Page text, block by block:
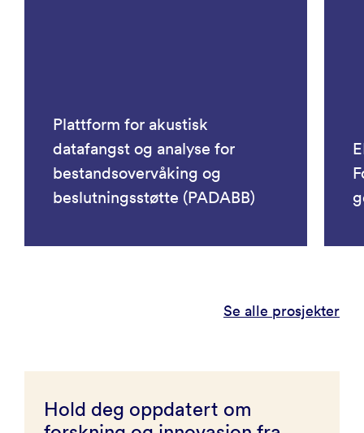
Plattform for akustisk
datafangst og analyse for
bestandsovervåking og
beslutningsstøtte (PADABB)
Se alle prosjekter
Hold deg oppdatert om